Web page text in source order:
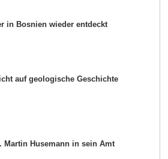
in Bosnien wieder entdeckt
auf geologische Geschichte
Martin Husemann in sein Amt